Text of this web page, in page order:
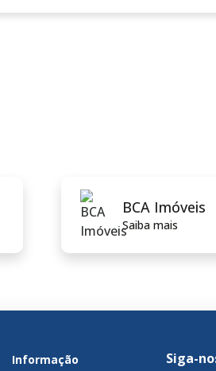
BCA Imóveis
Saiba mais
Informação Siga-